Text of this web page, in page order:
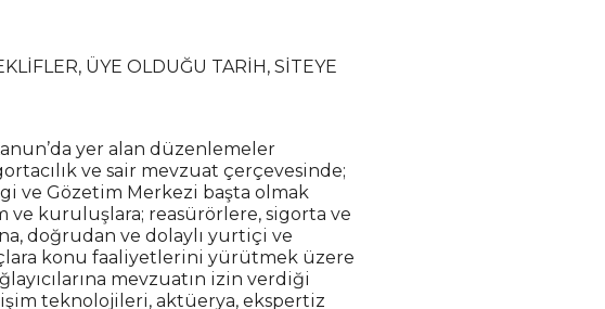
ÜYE OLDUĞU TARİH, SİTEYE
yer alan düzenlemeler
ve sair mevzuat çerçevesinde;
ve Gözetim Merkezi başta olmak
ve kuruluşlara; reasürörlere, sigorta ve
doğrudan ve dolaylı yurtiçi ve
konu faaliyetlerini yürütmek üzere
mevzuatın izin verdiği
teknolojileri, aktüerya, ekspertiz